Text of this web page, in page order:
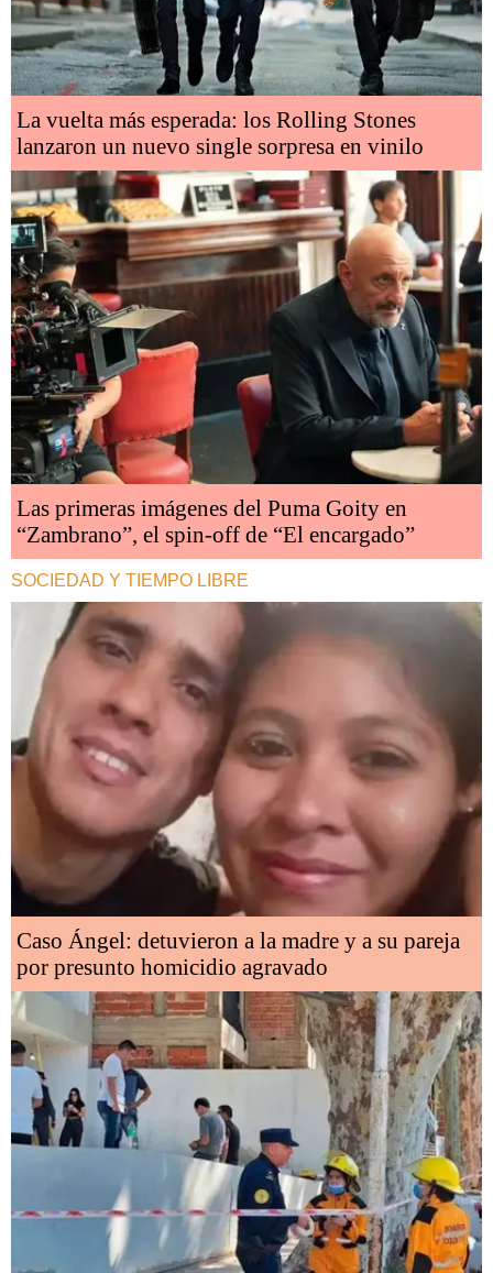
La vuelta más esperada: los Rolling Stones
lanzaron un nuevo single sorpresa en vinilo
Las primeras imágenes del Puma Goity en
“Zambrano”, el spin-off de “El encargado”
SOCIEDAD Y TIEMPO LIBRE
Caso Ángel: detuvieron a la madre y a su pareja
por presunto homicidio agravado